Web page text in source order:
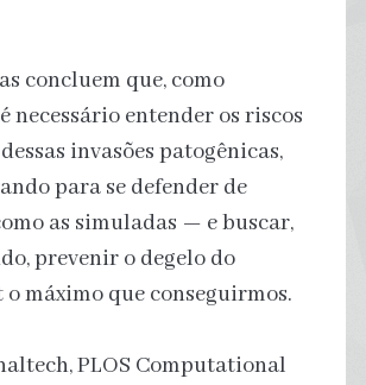
concluem que, como
necessário entender os riscos
invasões patogênicas,
para se defender de
as simuladas — e buscar,
prevenir o degelo do
máximo que conseguirmos.
PLOS Computational